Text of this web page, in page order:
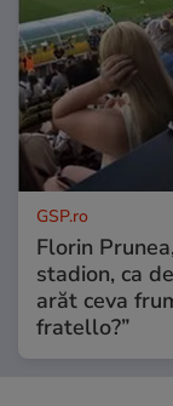
GSP.ro
Florin
stadion, ca
arăt ceva
fratello?”